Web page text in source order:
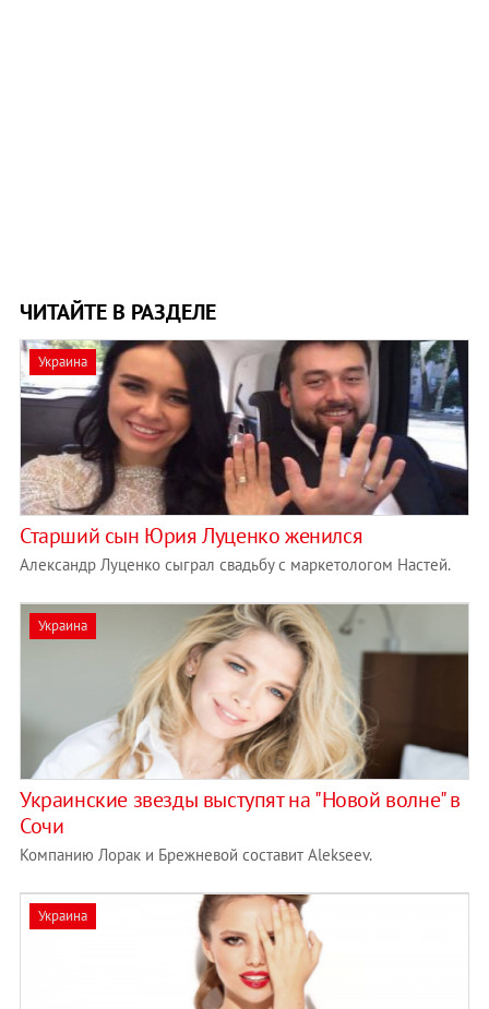
ЧИТАЙТЕ В РАЗДЕЛЕ
Украина
Старший сын Юрия Луценко женился
Александр Луценко сыграл свадьбу с маркетологом Настей.
Украина
Украинские звезды выступят на "Новой волне" в
Сочи
Компанию Лорак и Брежневой составит Alekseev.
Украина